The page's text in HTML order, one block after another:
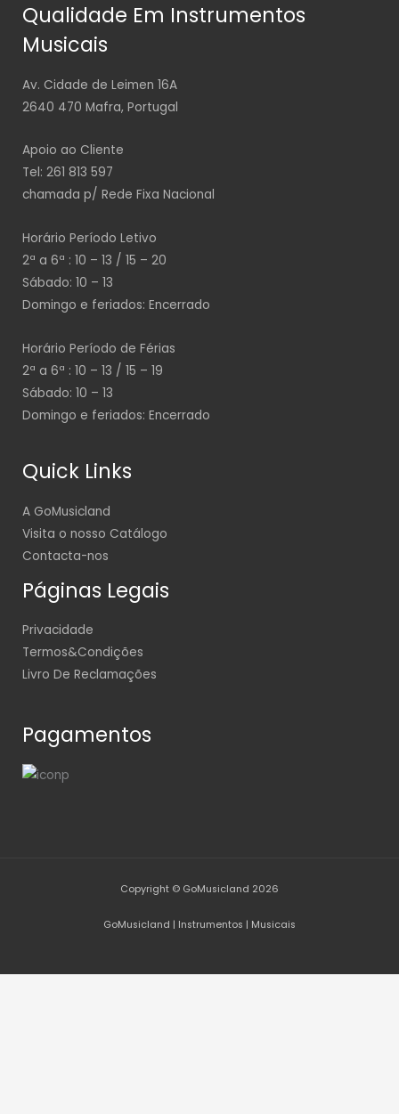
Qualidade Em Instrumentos
Musicais
Av. Cidade de Leimen 16A
2640 470 Mafra, Portugal
Apoio ao Cliente
Tel: 261 813 597
chamada p/ Rede Fixa Nacional
Horário Período Letivo
2ª a 6ª : 10 – 13 / 15 – 20
Sábado: 10 – 13
Domingo e feriados: Encerrado
Horário Período de Férias
2ª a 6ª : 10 – 13 / 15 – 19
Sábado: 10 – 13
Domingo e feriados: Encerrado
Quick Links
A GoMusicland
Visita o nosso Catálogo
Contacta-nos
Páginas Legais
Privacidade
Termos&Condições
Livro De Reclamações
Pagamentos
Copyright © GoMusicland 2026
GoMusicland | Instrumentos | Musicais